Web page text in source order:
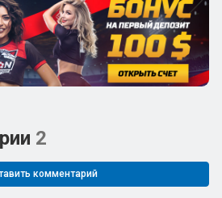
2
комментарий